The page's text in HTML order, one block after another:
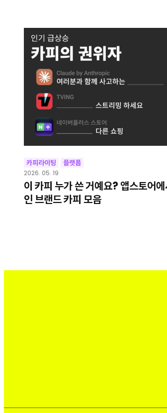
카피라이팅 플랫폼
2026. 05. 19
이 카피 누가 쓴 거예요? 앱스토어
인 브랜드 카피 모음